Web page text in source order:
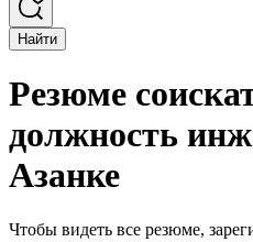
Найти
Резюме
должность
Азанке
Чтобы видеть все резюме,